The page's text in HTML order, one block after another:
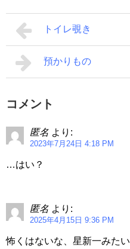
トイレ覗き
預かりもの
コメント
匿名 より:
2023年7月24日 4:18 PM
…はい？
匿名 より:
2025年4月15日 9:36 PM
怖くはないな、星新一みたい